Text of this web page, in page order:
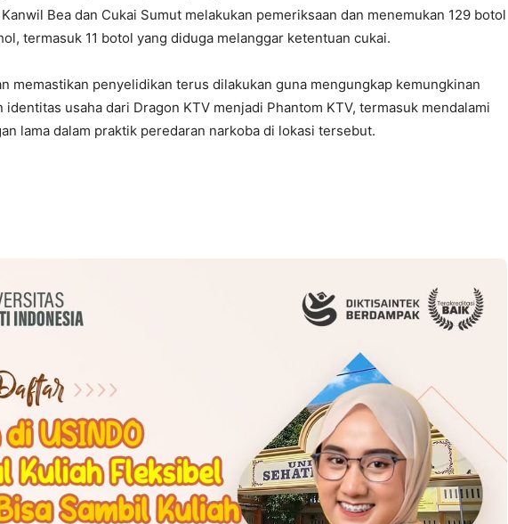
Bea dan Cukai Sumut melakukan pemeriksaan dan menemukan 129 botol
termasuk 11 botol yang diduga melanggar ketentuan cukai.
memastikan penyelidikan terus dilakukan guna mengungkap kemungkinan
identitas usaha dari Dragon KTV menjadi Phantom KTV, termasuk mendalami
lama dalam praktik peredaran narkoba di lokasi tersebut.